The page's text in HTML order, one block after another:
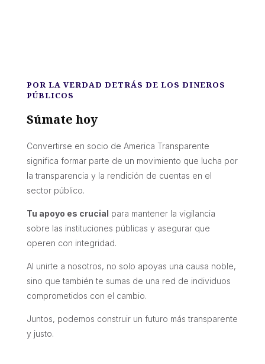
POR LA VERDAD DETRÁS DE LOS DINEROS
PÚBLICOS
Súmate hoy
Convertirse en socio de America Transparente
significa formar parte de un movimiento que lucha por
la transparencia y la rendición de cuentas en el
sector público.
Tu apoyo es crucial para mantener la vigilancia
sobre las instituciones públicas y asegurar que
operen con integridad.
Al unirte a nosotros, no solo apoyas una causa noble,
sino que también te sumas de una red de individuos
comprometidos con el cambio.
Juntos, podemos construir un futuro más transparente
y justo.